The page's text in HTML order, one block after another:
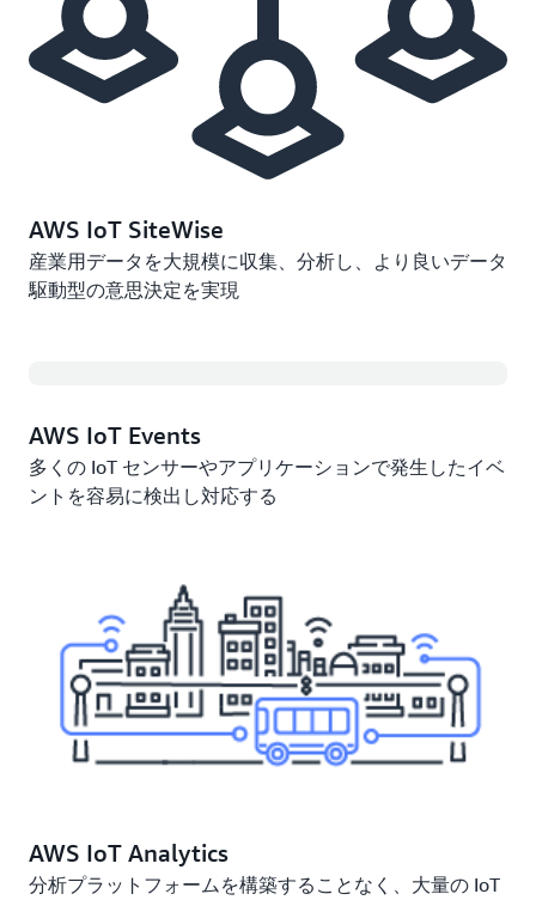
AWS IoT SiteWise
産業用データを大規模に収集、分析し、より良いデータ
駆動型の意思決定を実現
AWS IoT Events
多くの IoT センサーやアプリケーションで発生したイベ
ントを容易に検出し対応する
AWS IoT Analytics
分析プラットフォームを構築することなく、大量の IoT